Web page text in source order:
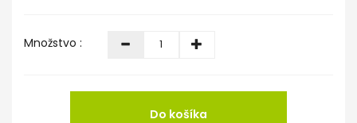
Množstvo :
Do košíka